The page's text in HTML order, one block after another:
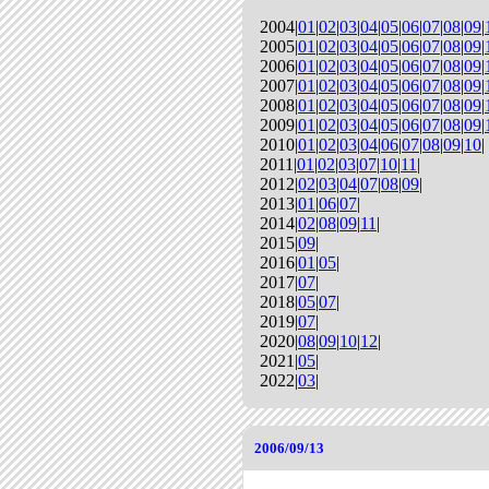
2004|01 |02|03|04|05|06|07|08|09|
2005|01 |02|03|04|05|06|07|08|09|
2006|01 |02|03|04|05|06|07|08|09|
2007|01 |02|03|04|05|06|07|08|09|
2008|01 |02|03|04|05|06|07|08|09|
2009|01 |02|03|04|05|06|07|08|09|
2010|01 |02|03|04|06|07|08|09|10|
2011|01 |02|03|07|10|11 |
2012|02|03|04|07|08|09|
2013|01 |06|07|
2014|02|08|09|11 |
2015|09|
2016|01 |05|
2017|07|
2018|05|07|
2019|07|
2020|08|09|10|12|
2021|05|
2022|03|
2006/09/13